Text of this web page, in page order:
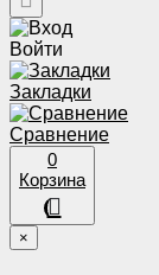
Войти
Закладки
Сравнение
0
Корзина
×